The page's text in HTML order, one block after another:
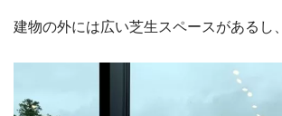
建物の外には広い芝生スペースがあるし、